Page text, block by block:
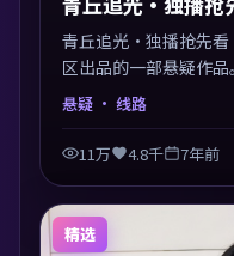
青丘追光·独播抢先看
区出品的一部悬疑作
道德与生存之间反复摇
有力。主演阵容以生活
悬疑 · 线路
11万 4.8千 7年前
精选